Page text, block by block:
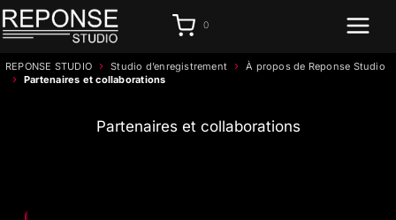
Aller
au
0
REPONSE STUDIO › Studio d’enregistrement › À propos de Reponse Studio
› Partenaires et collaborations
Partenaires et collaborations